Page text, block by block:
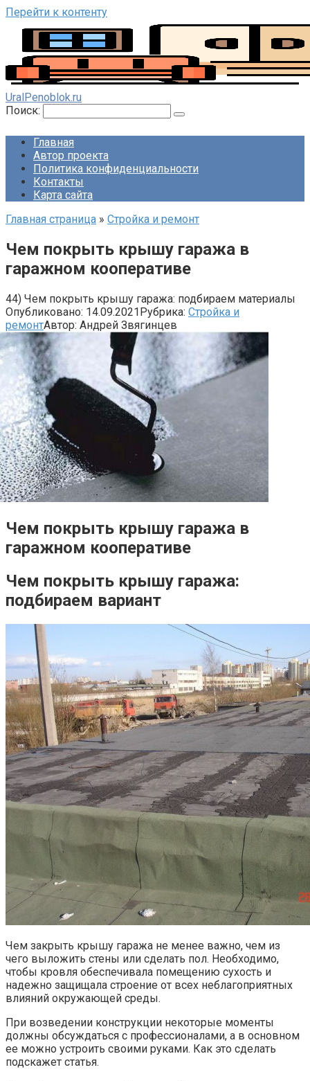
Перейти к контенту
UralPenoblok.ru
Поиск:
Главная
Автор проекта
Политика конфиденциальности
Контакты
Карта сайта
Главная страница » Стройка и ремонт
Чем покрыть крышу гаража в
гаражном кооперативе
44) Чем покрыть крышу гаража: подбираем материалы
Опубликовано: 14.09.2021Рубрика: Стройка и
ремонтАвтор: Андрей Звягинцев
Чем покрыть крышу гаража в
гаражном кооперативе
Чем покрыть крышу гаража:
подбираем вариант
Чем закрыть крышу гаража не менее важно, чем из
чего выложить стены или сделать пол. Необходимо,
чтобы кровля обеспечивала помещению сухость и
надежно защищала строение от всех неблагоприятных
влияний окружающей среды.
При возведении конструкции некоторые моменты
должны обсуждаться с профессионалами, а в основном
ее можно устроить своими руками. Как это сделать
подскажет статья.